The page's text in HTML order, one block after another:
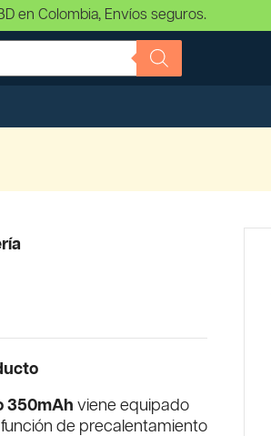
en Colombia, Envíos seguros.
350mAh viene equipado
de precalentamiento